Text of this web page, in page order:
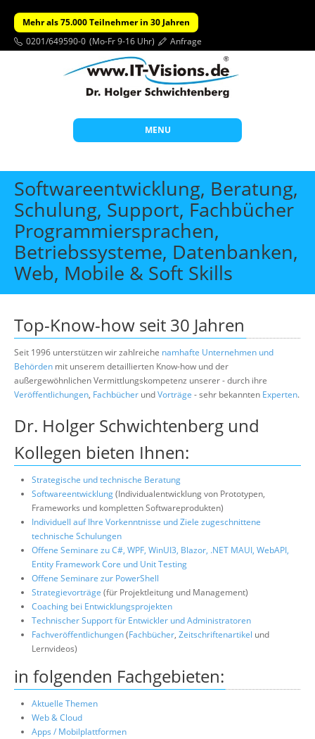
Mehr als 75.000 Teilnehmer in 30 Jahren
0201/649590-0 (Mo-Fr 9-16 Uhr) Anfrage
MENU
Start
Themen
Beratung
Individuelle Schulungen
Offene Seminare
Über uns
Suche
Softwareentwicklung, Beratung,
Schulung, Support, Fachbücher
Programmiersprachen,
Betriebssysteme, Datenbanken,
Web, Mobile & Soft Skills
Top-Know-how seit 30 Jahren
Seit 1996 unterstützen wir zahlreiche namhafte Unternehmen und
Behörden mit unserem detaillierten Know-how und der
außergewöhnlichen Vermittlungskompetenz unserer - durch ihre
Veröffentlichungen, Fachbücher undVorträge - sehr bekannten Experten.
Dr. Holger Schwichtenberg und
Kollegen bieten Ihnen:
Strategische und technische Beratung
Softwareentwicklung(Individualentwicklung von Prototypen,
Frameworks und kompletten Softwareprodukten)
Individuell auf Ihre Vorkenntnisse und Ziele zugeschnittene
technische Schulungen
Offene Seminare zu C#, WPF, WinUI3, Blazor, .NET MAUI, WebAPI,
Entity Framework Core und Unit Testing
Offene Seminare zur PowerShell
Strategievorträge (für Projektleitung und Management)
Coaching bei Entwicklungsprojekten
Technischer Support für Entwickler und Administratoren
Fachveröffentlichungen(Fachbücher, Zeitschriftenartikel und
Lernvideos)
in folgenden Fachgebieten:
Aktuelle Themen
Web & Cloud
Apps / Mobilplattformen